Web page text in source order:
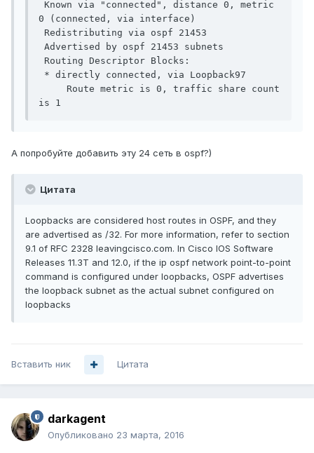
0 (connected, via interface)
А попробуйте добавить эту 24 сеть в ospf?)
Цитата
Loopbacks are considered host routes in OSPF, and they
are advertised as /32. For more information, refer to section
9.1 of RFC 2328 leavingcisco.com. In Cisco IOS Software
Releases 11.3T and 12.0, if the ip ospf network point-to-point
command is configured under loopbacks, OSPF advertises
the loopback subnet as the actual subnet configured on
loopbacks
Вставить ник Цитата
darkagent
Опубликовано 23 марта, 2016